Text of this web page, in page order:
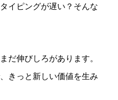
イピングが遅い？そんな
だ伸びしろがあります。
きっと新しい価値を生み